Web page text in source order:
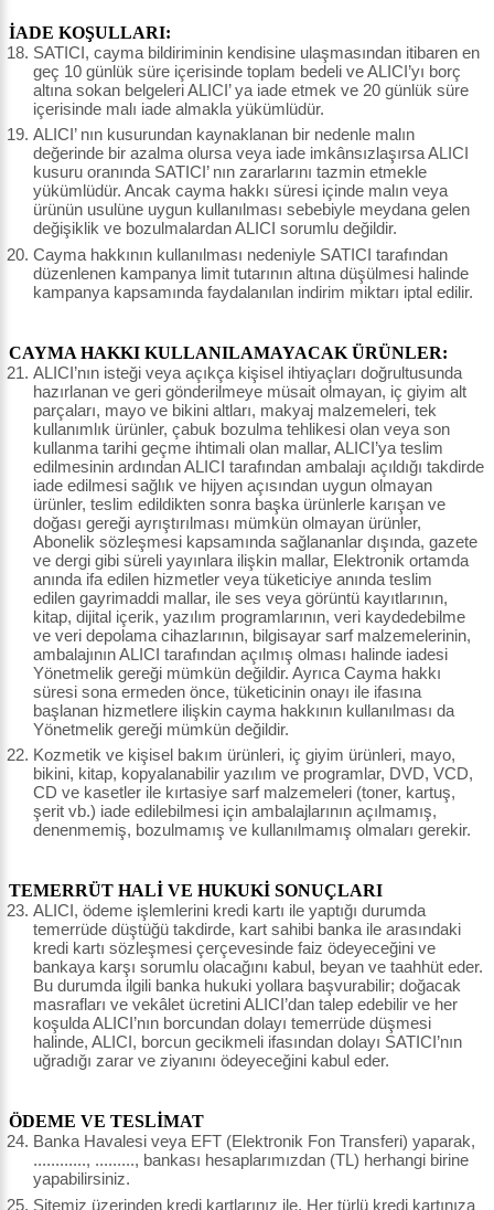
İADE KOŞULLARI:
SATICI, cayma bildiriminin kendisine ulaşmasından itibaren en
geç 10 günlük süre içerisinde toplam bedeli ve ALICI’yı borç
altına sokan belgeleri ALICI’ ya iade etmek ve 20 günlük süre
içerisinde malı iade almakla yükümlüdür.
ALICI’ nın kusurundan kaynaklanan bir nedenle malın
değerinde bir azalma olursa veya iade imkânsızlaşırsa ALICI
kusuru oranında SATICI’ nın zararlarını tazmin etmekle
yükümlüdür. Ancak cayma hakkı süresi içinde malın veya
ürünün usulüne uygun kullanılması sebebiyle meydana gelen
değişiklik ve bozulmalardan ALICI sorumlu değildir.
Cayma hakkının kullanılması nedeniyle SATICI tarafından
düzenlenen kampanya limit tutarının altına düşülmesi halinde
kampanya kapsamında faydalanılan indirim miktarı iptal edilir.
CAYMA HAKKI KULLANILAMAYACAK ÜRÜNLER:
ALICI’nın isteği veya açıkça kişisel ihtiyaçları doğrultusunda
hazırlanan ve geri gönderilmeye müsait olmayan, iç giyim alt
parçaları, mayo ve bikini altları, makyaj malzemeleri, tek
kullanımlık ürünler, çabuk bozulma tehlikesi olan veya son
kullanma tarihi geçme ihtimali olan mallar, ALICI’ya teslim
edilmesinin ardından ALICI tarafından ambalajı açıldığı takdirde
iade edilmesi sağlık ve hijyen açısından uygun olmayan
ürünler, teslim edildikten sonra başka ürünlerle karışan ve
doğası gereği ayrıştırılması mümkün olmayan ürünler,
Abonelik sözleşmesi kapsamında sağlananlar dışında, gazete
ve dergi gibi süreli yayınlara ilişkin mallar, Elektronik ortamda
anında ifa edilen hizmetler veya tüketiciye anında teslim
edilen gayrimaddi mallar, ile ses veya görüntü kayıtlarının,
kitap, dijital içerik, yazılım programlarının, veri kaydedebilme
ve veri depolama cihazlarının, bilgisayar sarf malzemelerinin,
ambalajının ALICI tarafından açılmış olması halinde iadesi
Yönetmelik gereği mümkün değildir. Ayrıca Cayma hakkı
süresi sona ermeden önce, tüketicinin onayı ile ifasına
başlanan hizmetlere ilişkin cayma hakkının kullanılması da
Yönetmelik gereği mümkün değildir.
Kozmetik ve kişisel bakım ürünleri, iç giyim ürünleri, mayo,
bikini, kitap, kopyalanabilir yazılım ve programlar, DVD, VCD,
CD ve kasetler ile kırtasiye sarf malzemeleri (toner, kartuş,
şerit vb.) iade edilebilmesi için ambalajlarının açılmamış,
denenmemiş, bozulmamış ve kullanılmamış olmaları gerekir.
TEMERRÜT HALİ VE HUKUKİ SONUÇLARI
ALICI, ödeme işlemlerini kredi kartı ile yaptığı durumda
temerrüde düştüğü takdirde, kart sahibi banka ile arasındaki
kredi kartı sözleşmesi çerçevesinde faiz ödeyeceğini ve
bankaya karşı sorumlu olacağını kabul, beyan ve taahhüt eder.
Bu durumda ilgili banka hukuki yollara başvurabilir; doğacak
masrafları ve vekâlet ücretini ALICI’dan talep edebilir ve her
koşulda ALICI’nın borcundan dolayı temerrüde düşmesi
halinde, ALICI, borcun gecikmeli ifasından dolayı SATICI’nın
uğradığı zarar ve ziyanını ödeyeceğini kabul eder.
ÖDEME VE TESLİMAT
Banka Havalesi veya EFT (Elektronik Fon Transferi) yaparak,
............, ........., bankası hesaplarımızdan (TL) herhangi birine
yapabilirsiniz.
Sitemiz üzerinden kredi kartlarınız ile, Her türlü kredi kartınıza